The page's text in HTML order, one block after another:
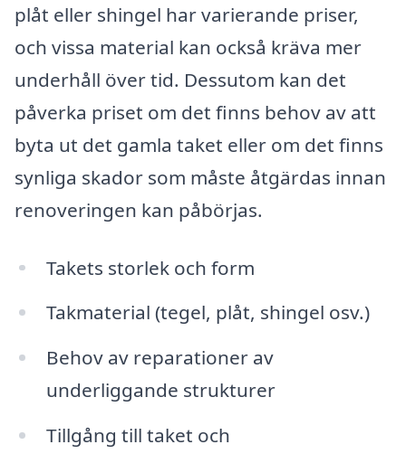
plåt eller shingel har varierande priser,
och vissa material kan också kräva mer
underhåll över tid. Dessutom kan det
påverka priset om det finns behov av att
byta ut det gamla taket eller om det finns
synliga skador som måste åtgärdas innan
renoveringen kan påbörjas.
Takets storlek och form
Takmaterial (tegel, plåt, shingel osv.)
Behov av reparationer av
underliggande strukturer
Tillgång till taket och